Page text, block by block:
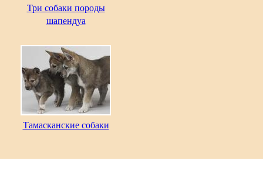
Три собаки породы
шапендуа
Тамасканские собаки